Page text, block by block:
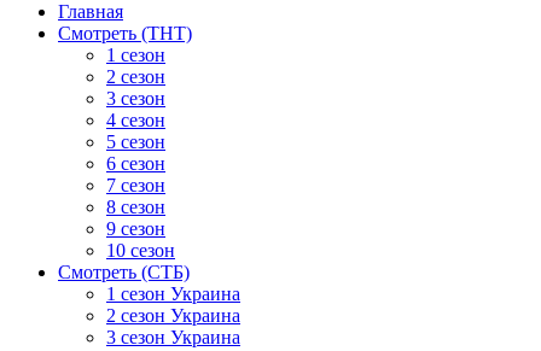
Главная
Смотреть (ТНТ)
1 сезон
2 сезон
3 сезон
4 сезон
5 сезон
6 сезон
7 сезон
8 сезон
9 сезон
10 сезон
Смотреть (СТБ)
1 сезон Украина
2 сезон Украина
3 сезон Украина